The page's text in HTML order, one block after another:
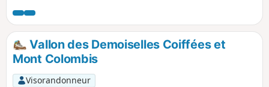
Vallon des Demoiselles Coiffées et
Mont Colombis
Visorandonneur